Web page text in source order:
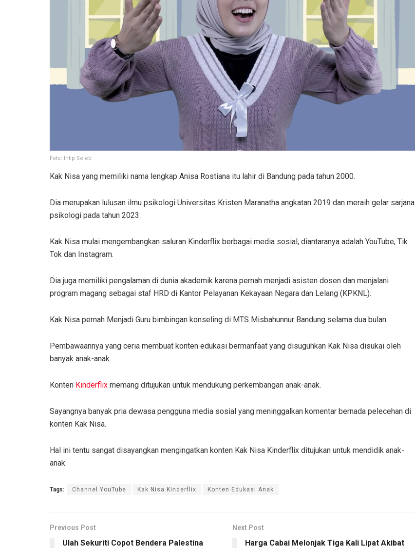
Foto: Intip Seleb
Kak Nisa yang memiliki nama lengkap Anisa Rostiana itu lahir di Bandung pada tahun 2000.
Dia merupakan lulusan ilmu psikologi Universitas Kristen Maranatha angkatan 2019 dan meraih gelar sarjana
psikologi pada tahun 2023.
Kak Nisa mulai mengembangkan saluran Kinderflix berbagai media sosial, diantaranya adalah YouTube, Tik
Tok dan Instagram.
Dia juga memiliki pengalaman di dunia akademik karena pernah menjadi asisten dosen dan menjalani
program magang sebagai staf HRD di Kantor Pelayanan Kekayaan Negara dan Lelang (KPKNL).
Kak Nisa pernah Menjadi Guru bimbingan konseling di MTS Misbahunnur Bandung selama dua bulan.
Pembawaannya yang ceria membuat konten edukasi bermanfaat yang disuguhkan Kak Nisa disukai oleh
banyak anak-anak.
Konten Kinderflix memang ditujukan untuk mendukung perkembangan anak-anak.
Sayangnya banyak pria dewasa pengguna media sosial yang meninggalkan komentar bernada pelecehan di
konten Kak Nisa.
Hal ini tentu sangat disayangkan mengingatkan konten Kak Nisa Kinderflix ditujukan untuk mendidik anak-
anak.
Tags: Channel YouTube Kak Nisa Kinderflix Konten Edukasi Anak
Previous Post
Ulah Sekuriti Copot Bendera Palestina
Next Post
Harga Cabai Melonjak Tiga Kali Lipat Akibat